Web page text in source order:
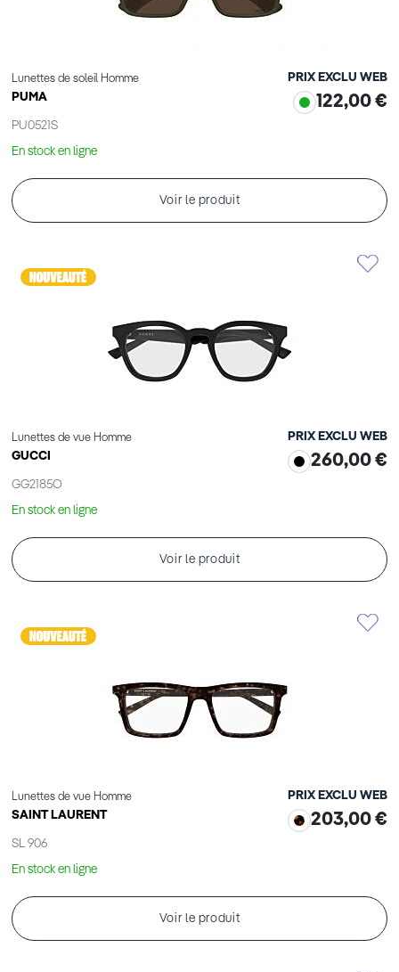
Lunettes de soleil Homme
PUMA
PU0521S
PRIX EXCLU WEB
122,00 €
En stock en ligne
Voir le produit
Lunettes de vue Homme
GUCCI
GG2185O
PRIX EXCLU WEB
260,00 €
En stock en ligne
Voir le produit
Lunettes de vue Homme
SAINT LAURENT
SL 906
PRIX EXCLU WEB
203,00 €
En stock en ligne
Voir le produit